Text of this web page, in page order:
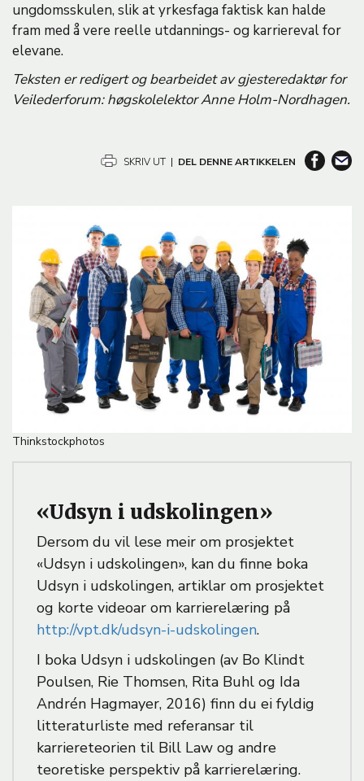
ungdomsskulen, slik at yrkesfaga faktisk kan halde
fram med å vere reelle utdannings- og karriereval for
elevane.
Teksten er redigert og bearbeidet av gjesteredaktør for
Veilederforum: høgskolelektor Anne Holm-Nordhagen.
SKRIV UT | DEL DENNE ARTIKKELEN
Thinkstockphotos
«Udsyn i udskolingen»
Dersom du vil lese meir om prosjektet
«Udsyn i udskolingen», kan du finne boka
Udsyn i udskolingen, artiklar om prosjektet
og korte videoar om karrierelæring på
http://vpt.dk/udsyn-i-udskolingen.
I boka Udsyn i udskolingen (av Bo Klindt
Poulsen, Rie Thomsen, Rita Buhl og Ida
Andrén Hagmayer, 2016) finn du ei fyldig
litteraturliste med referansar til
karriereteorien til Bill Law og andre
teoretiske perspektiv på karrierelæring.